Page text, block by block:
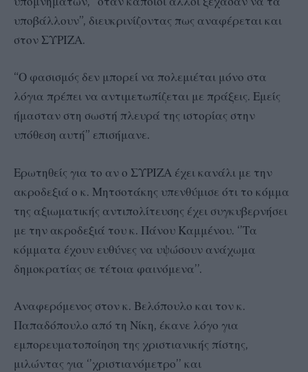
υποβάλλουν”, διευκρινίζοντας πως αναφέρεται και
στον ΣΥΡΙΖΑ.
“Ο φασισμός δεν μπορεί να πολεμιέται μόνο στα
λόγια πρέπει να αντιμετωπίζεται με πράξεις. Εμείς
ήμασταν στη σωστή πλευρά της ιστορίας στην
υπόθεση αυτή” επισήμανε.
Ερωτηθείς για το αν ο ΣΥΡΙΖΑ έχει κανάλι με την
ακροδεξιά ο κ. Μητσοτάκης υπενθύμισε ότι το κόμμα
της αξιωματικής αντιπολίτευσης έχει συγκυβερνήσει
με την ακροδεξιά του κ. Πάνου Καμμένου. ‘’Τα
κόμματα έχουν ευθύνες να υψώσουν ανάχωμα
δημοκρατίας σε τέτοια φαινόμενα’’.
Αναφερόμενος στον κ. Βελόπουλο και τον κ.
Παπαδόπουλο από τη Νίκη, έκανε λόγο για
εμπορευματοποίηση της χριστιανικής πίστης,
μιλώντας για ‘’χριστιανόμετρο’’ και